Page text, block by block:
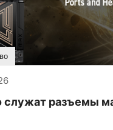
служат разъемы